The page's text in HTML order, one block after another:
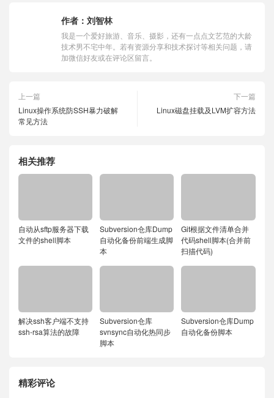
作者： 刘智林
我是一个爱好旅游、音乐、摄影，还有一点点文艺范的大龄
技术男不宅中年。若有资源分享和技术探讨等相关问题，请
加微信好友或在评论区留言。
上一篇
Linux操作系统防SSH暴力破解
常见方法
下一篇
Linux磁盘挂载及LVM扩容方法
相关推荐
自动从sftp服务器下载
文件的shell脚本
Subversion仓库Dump
自动化备份前端生成脚
本
Git根据文件清单合并
代码shell脚本(合并前
扫描代码)
解决ssh客户端不支持
ssh-rsa算法的故障
Subversion仓库
svnsync自动化热同步
脚本
Subversion仓库Dump
自动化备份脚本
精彩评论